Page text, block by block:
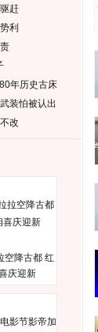
赶
利
年历史古床
装怕被认出
改
空降古都 红
庆迎新